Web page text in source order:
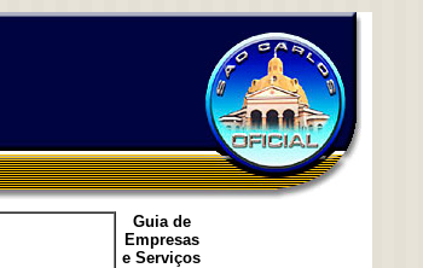
Guia de
Empresas
e Serviços